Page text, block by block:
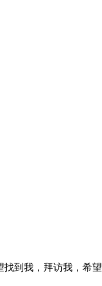
到我，拜访我，希望